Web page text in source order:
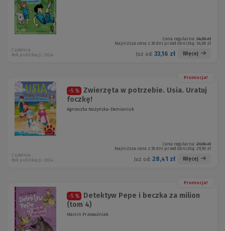
Cena regularna: 34,90 zł
Najniższa cena z 30 dni przed obniżką: 34,90 zł
Już od: 33,16 zł Więcej
Czytelnia
Rok publikacji: 2024
Promocja!
-5 %
Zwierzęta w potrzebie. Usia. Uratuj
foczkę!
Agnieszka Nożyńska-Demianiuk
Cena regularna: 29,90 zł
Najniższa cena z 30 dni przed obniżką: 29,90 zł
Już od: 28,41 zł Więcej
Czytelnia
Rok publikacji: 2024
Promocja!
-5 %
Detektyw Pepe i beczka za milion
(tom 4)
Marcin Przewoźniak